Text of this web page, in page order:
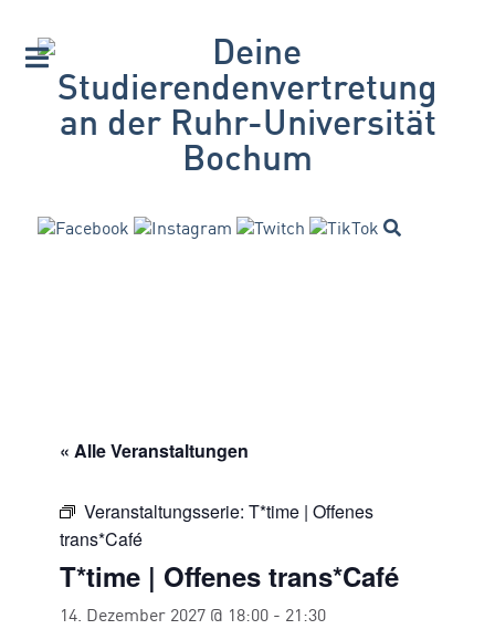
« Alle Veranstaltungen
Veranstaltungsserie: T*time | Offenes
trans*Café
T*time | Offenes trans*Café
14. Dezember 2027 @ 18:00 - 21:30